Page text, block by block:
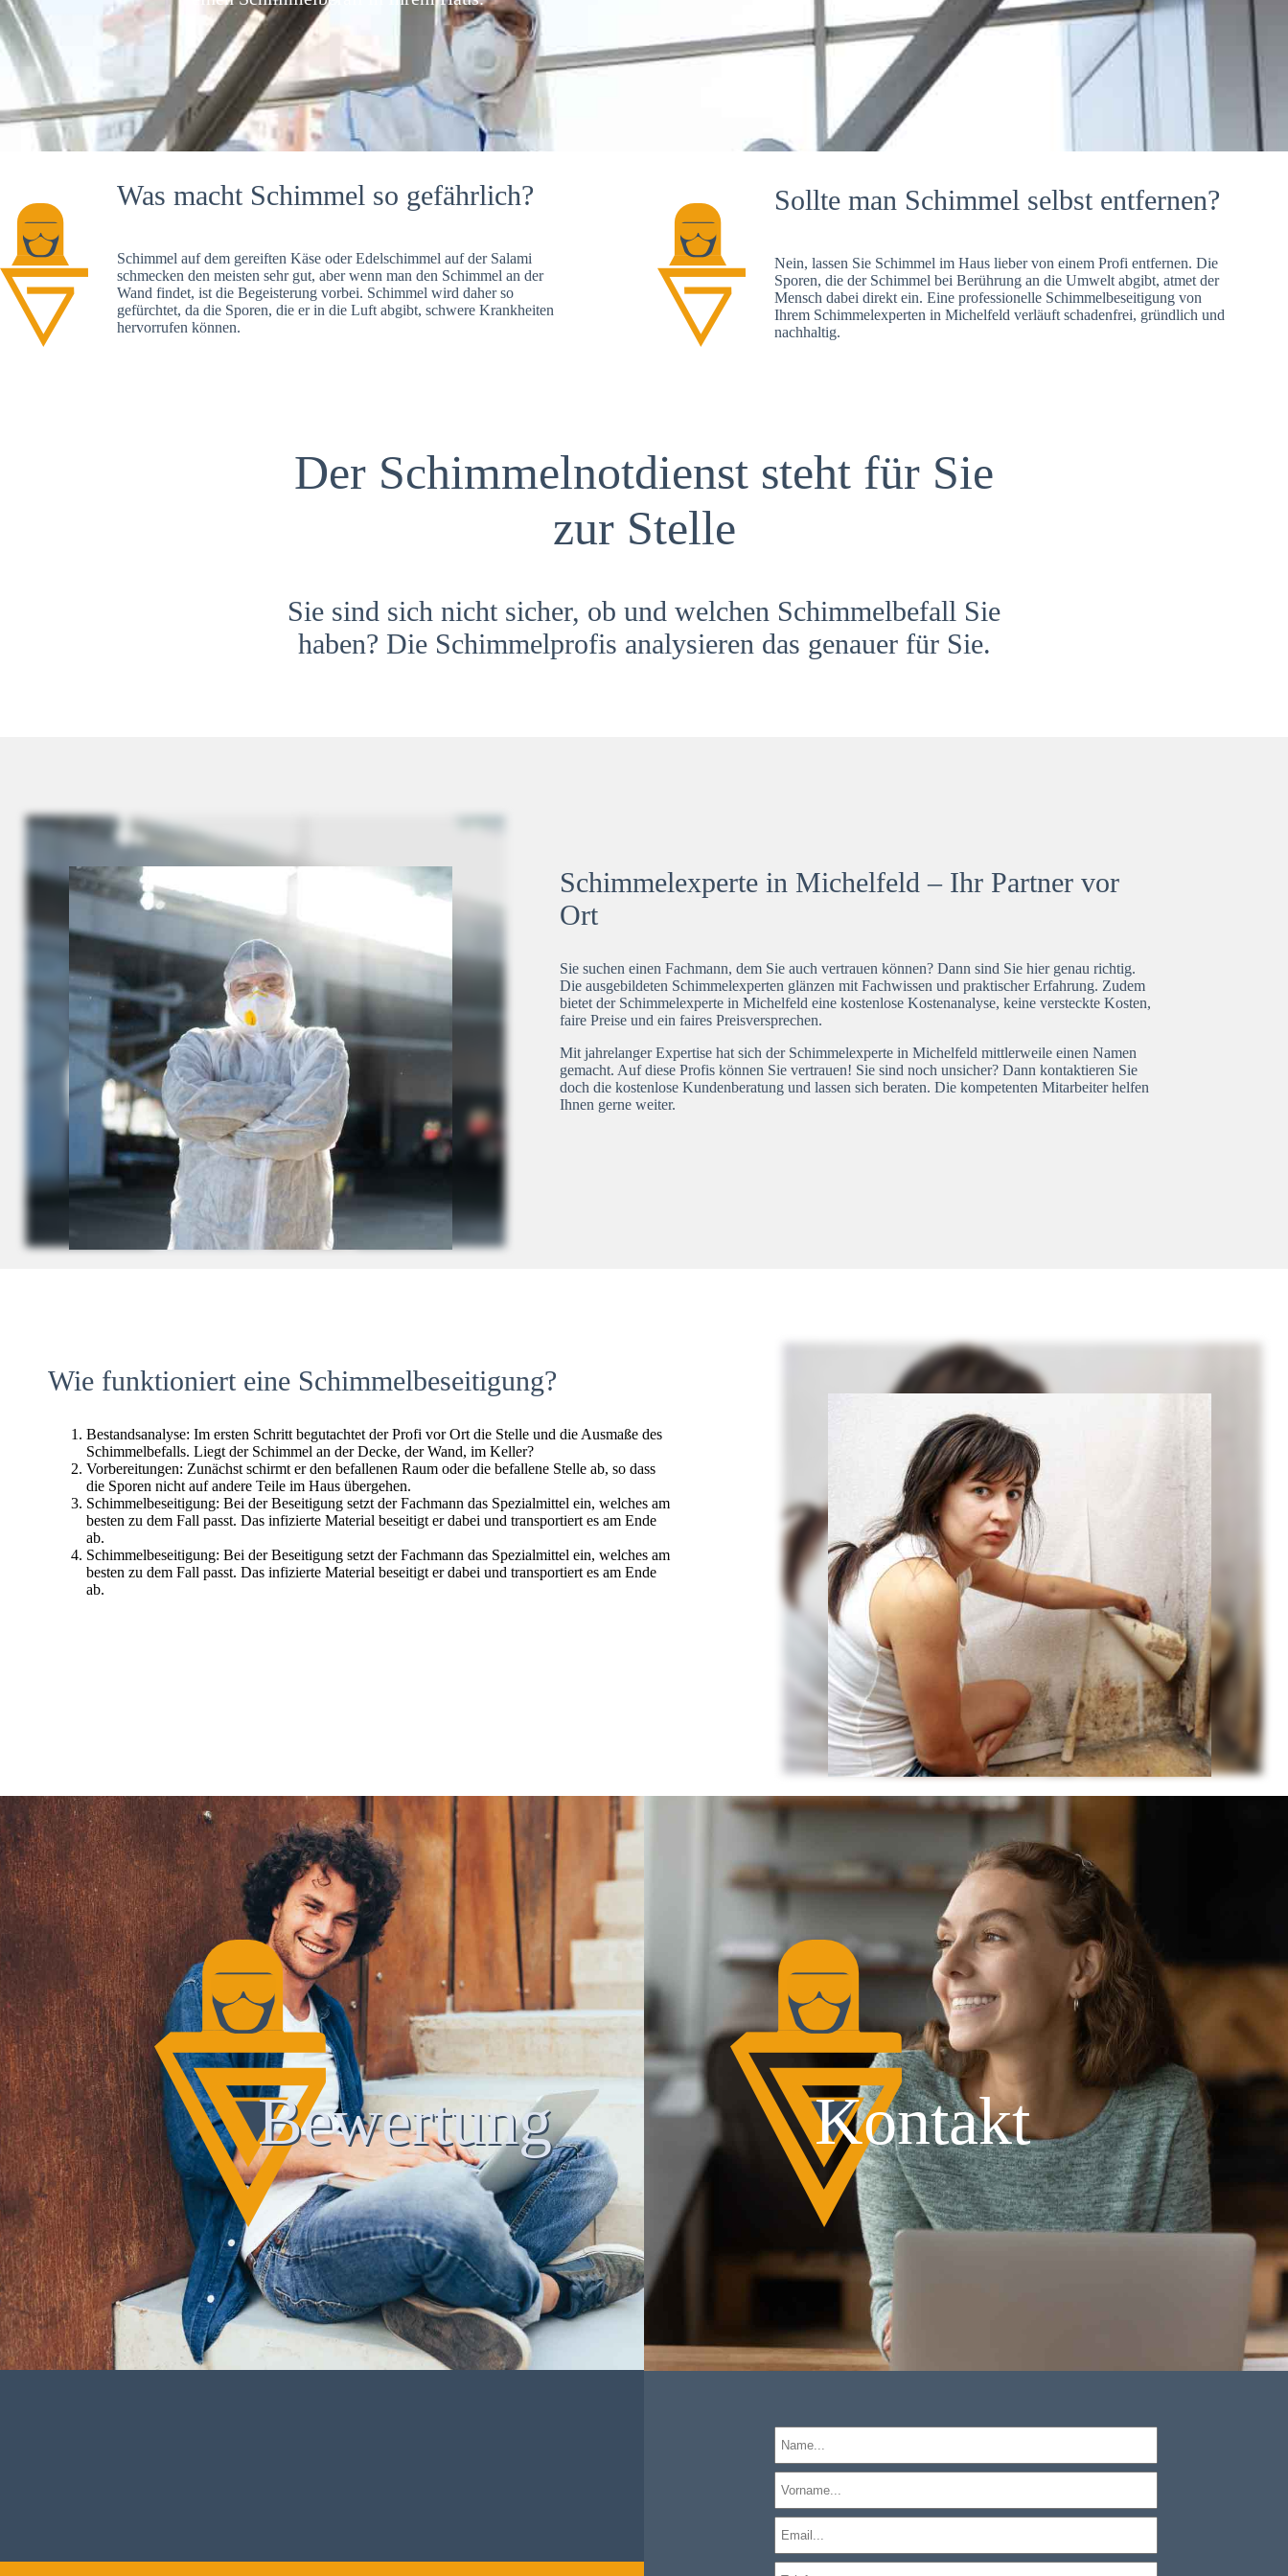
Was macht Schimmel so gefährlich?
Schimmel auf dem gereiften Käse oder Edelschimmel auf der Salami
schmecken den meisten sehr gut, aber wenn man den Schimmel an der
Wand findet, ist die Begeisterung vorbei. Schimmel wird daher so
gefürchtet, da die Sporen, die er in die Luft abgibt, schwere Krankheiten
hervorrufen können.
Sollte man Schimmel selbst entfernen?
Nein, lassen Sie Schimmel im Haus lieber von einem Profi entfernen. Die
Sporen, die der Schimmel bei Berührung an die Umwelt abgibt, atmet der
Mensch dabei direkt ein. Eine professionelle Schimmelbeseitigung von
Ihrem Schimmelexperten in Michelfeld verläuft schadenfrei, gründlich und
nachhaltig.
Der Schimmelnotdienst steht für Sie
zur Stelle
Sie sind sich nicht sicher, ob und welchen Schimmelbefall Sie
haben? Die Schimmelprofis analysieren das genauer für Sie.
Schimmelexperte in Michelfeld – Ihr Partner vor
Ort
Sie suchen einen Fachmann, dem Sie auch vertrauen können? Dann sind Sie hier genau richtig.
Die ausgebildeten Schimmelexperten glänzen mit Fachwissen und praktischer Erfahrung. Zudem
bietet der Schimmelexperte in Michelfeld eine kostenlose Kostenanalyse, keine versteckte Kosten,
faire Preise und ein faires Preisversprechen.
Mit jahrelanger Expertise hat sich der Schimmelexperte in Michelfeld mittlerweile einen Namen
gemacht. Auf diese Profis können Sie vertrauen! Sie sind noch unsicher? Dann kontaktieren Sie
doch die kostenlose Kundenberatung und lassen sich beraten. Die kompetenten Mitarbeiter helfen
Ihnen gerne weiter.
Wie funktioniert eine Schimmelbeseitigung?
Bestandsanalyse: Im ersten Schritt begutachtet der Profi vor Ort die Stelle und die Ausmaße des
Schimmelbefalls. Liegt der Schimmel an der Decke, der Wand, im Keller?
Vorbereitungen: Zunächst schirmt er den befallenen Raum oder die befallene Stelle ab, so dass
die Sporen nicht auf andere Teile im Haus übergehen.
Schimmelbeseitigung: Bei der Beseitigung setzt der Fachmann das Spezialmittel ein, welches am
besten zu dem Fall passt. Das infizierte Material beseitigt er dabei und transportiert es am Ende
ab.
Schimmelbeseitigung: Bei der Beseitigung setzt der Fachmann das Spezialmittel ein, welches am
besten zu dem Fall passt. Das infizierte Material beseitigt er dabei und transportiert es am Ende
ab.
Bewertung Kontakt